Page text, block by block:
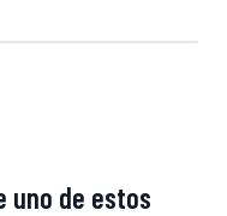
uno de estos